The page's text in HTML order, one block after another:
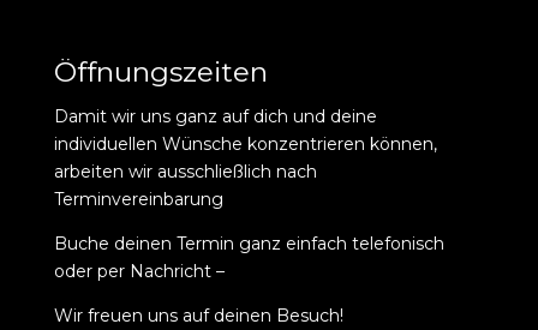
Öffnungszeiten
Damit wir uns ganz auf dich und deine
individuellen Wünsche konzentrieren können,
arbeiten wir ausschließlich nach
Terminvereinbarung
Buche deinen Termin ganz einfach telefonisch
oder per Nachricht –
Wir freuen uns auf deinen Besuch!